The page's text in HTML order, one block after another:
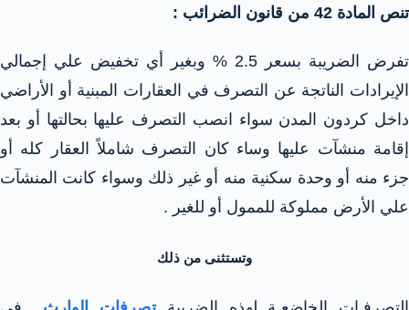
تنص المادة 42 من قانون الضرائب :
تفرض الضريبة بسعر 2.5 % وبغير أي تخفيض علي إجمالي
الإيرادات الناتجة عن التصرف في العقارات المبنية أو الأراضي
داخل كردون المدن سواء انصب التصرف عليها بحالتها أو بعد
إقامة منشآت عليها وساء كان التصرف شاملاً العقار كله أو
جزء منه أو وحدة سكنية منه أو غير ذلك وسواء كانت المنشآت
علي الأرض مملوكة للممول أو للغير .
وتستثنى من ذلك